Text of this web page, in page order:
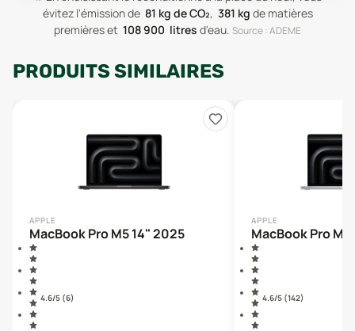
évitez l'émission de 81 kg de CO₂, 381 kg de matières
premièreset 108 900 litres d'eau. Source : ADEME
PRODUITS SIMILAIRES
APPLE
MacBook Pro M5 14" 2025
4.6/5 (6)
APPLE
MacBook Pro
4.6/5 (142)